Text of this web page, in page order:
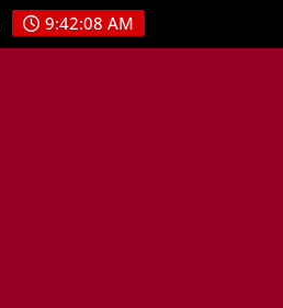
9:42:09 AM